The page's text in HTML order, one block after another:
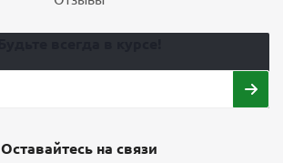
Оставайтесь на связи